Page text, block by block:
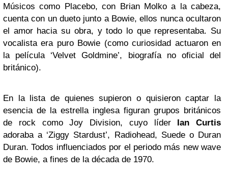
Músicos como Placebo, con Brian Molko a la cabeza,
cuenta con un dueto junto a Bowie, ellos nunca ocultaron
el amor hacia su obra, y todo lo que representaba. Su
vocalista era puro Bowie (como curiosidad actuaron en
la película ‘Velvet Goldmine’, biografía no oficial del
británico).
En la lista de quienes supieron o quisieron captar la
esencia de la estrella inglesa figuran grupos británicos
de rock como Joy Division, cuyo líder Ian Curtis
adoraba a ‘Ziggy Stardust’, Radiohead, Suede o Duran
Duran. Todos influenciados por el periodo más new wave
de Bowie, a fines de la década de 1970.